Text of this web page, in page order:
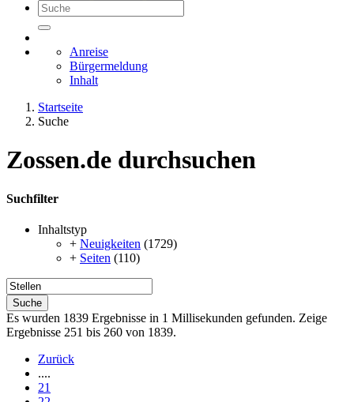
Anreise
Bürgermeldung
Inhalt
Startseite
Suche
Zossen.de durchsuchen
Suchfilter
Inhaltstyp
+ Neuigkeiten (1729)
+ Seiten (110)
Suche
Es wurden 1839 Ergebnisse in 1 Millisekunden gefunden. Zeige
Ergebnisse 251 bis 260 von 1839.
Zurück
....
21